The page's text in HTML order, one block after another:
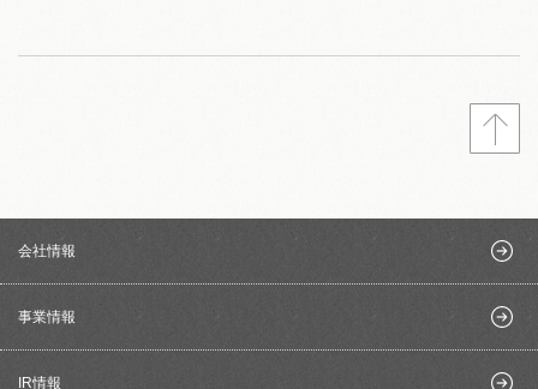
会社情報
事業情報
IR情報